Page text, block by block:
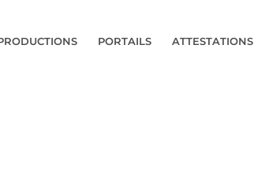
PORTAILS ATTESTATIONS